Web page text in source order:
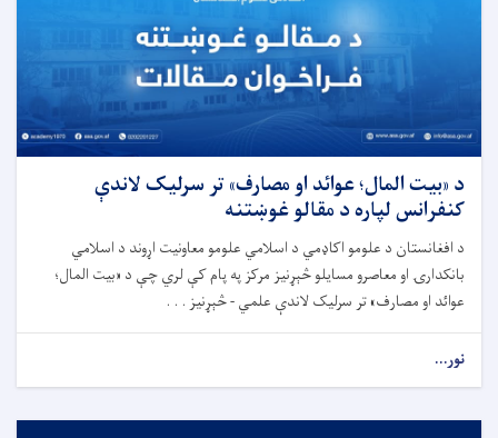
د «بیت المال؛ عوائد او مصارف» تر سرلیک لاندې
کنفرانس لپاره د مقالو غوښتنه
د افغانستان د علومو اکاډمي د اسلامي علومو معاونیت اړوند د اسلامي
بانکدارۍ او معاصرو مسایلو څېړنیز مرکز په پام کې لري چې د «بیت المال؛
عوائد او مصارف» تر سرلیک لاندې علمي - څېړنیز . . .
نور...